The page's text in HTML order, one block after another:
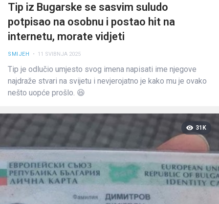
Tip iz Bugarske se sasvim suludo
potpisao na osobnu i postao hit na
internetu, morate vidjeti
SMIJEH • 11 SVIBNJA 2025
Tip je odlučio umjesto svog imena napisati ime njegove
najdraže stvari na svijetu i nevjerojatno je kako mu je ovako
nešto uopće prošlo. 😆
31K